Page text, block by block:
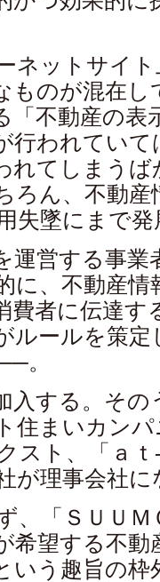
ネットサイト
ものが混在し
「不動産の表
行われてい
れてしまう
ろん、不動
失墜にまで
営する事業
に、不動産
費者に伝達す
ルールを策
。
する。その
住まいカン
スト、「ａ
が理事会社
「ＳＵＵＭ
希望する不
いう趣旨の枠